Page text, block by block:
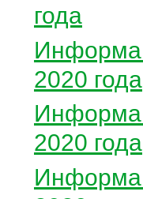
года
2020 года
2020 года